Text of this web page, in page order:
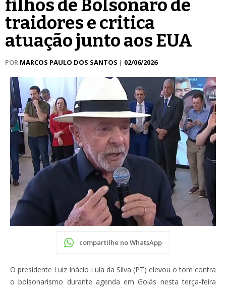
filhos de Bolsonaro de
traidores e critica
atuação junto aos EUA
POR MARCOS PAULO DOS SANTOS | 02/06/2026
compartilhe no WhatsApp
O presidente Luiz Inácio Lula da Silva (PT) elevou o tom contra
o bolsonarismo durante agenda em Goiás nesta terça-feira